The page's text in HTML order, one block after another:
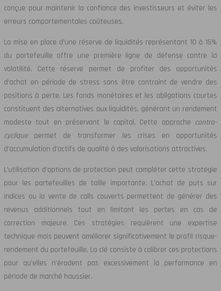
conçue pour maintenir la confiance des investisseurs et éviter les
erreurs comportementales coûteuses.
La mise en place d’une réserve de liquidités représentant 10 à 15%
du portefeuille offre une première ligne de défense contre la
volatilité. Cette réserve permet de profiter des opportunités
d’achat en période de stress sans être contraint de vendre des
positions à perte. Les fonds monétaires et les obligations courtes
constituent des alternatives aux liquidités, générant un rendement
modeste tout en préservant le capital. Cette approche contra-
cycliquepermet de transformer les crises en opportunités
d’accumulation d’actifs de qualité à des valorisations attractives.
L’utilisation d’options de protection peut compléter cette stratégie
pour les portefeuilles de taille importante. L’achat de puts sur
indices ou la vente de calls couverts permettent de générer des
revenus additionnels tout en limitant les pertes en cas de
correction majeure. Ces stratégies requièrent une expertise
technique mais peuvent améliorer significativement le profil risque-
rendement du portefeuille. La clé consiste à calibrer ces protections
pour qu’elles n’érodent pas excessivement la performance en
période de marché haussier.